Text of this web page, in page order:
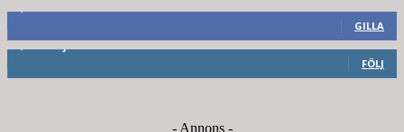
GILLA
FÖLJ
- Annons -